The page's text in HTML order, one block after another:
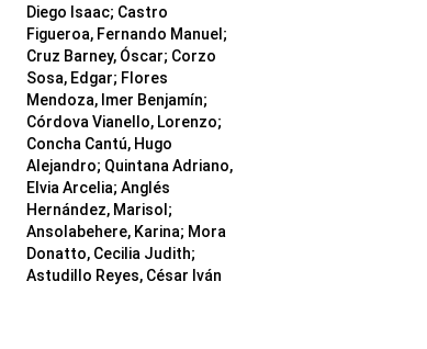
Diego Isaac; Castro
Figueroa, Fernando Manuel ;
Cruz Barney, Óscar; Corzo
Sosa, Edgar; Flores
Mendoza, Imer Benjamín;
Córdova Vianello, Lorenzo;
Concha Cantú, Hugo
Alejandro; Quintana Adriano,
Elvia Arcelia; Anglés
Hernández, Marisol ;
Ansolabehere, Karina; Mora
Donatto, Cecilia Judith;
Astudillo Reyes, César Iván